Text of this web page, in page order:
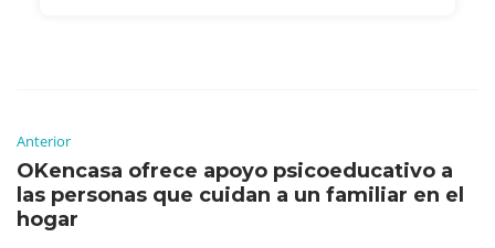
Anterior
OKencasa ofrece apoyo psicoeducativo a
las personas que cuidan a un familiar en el
hogar